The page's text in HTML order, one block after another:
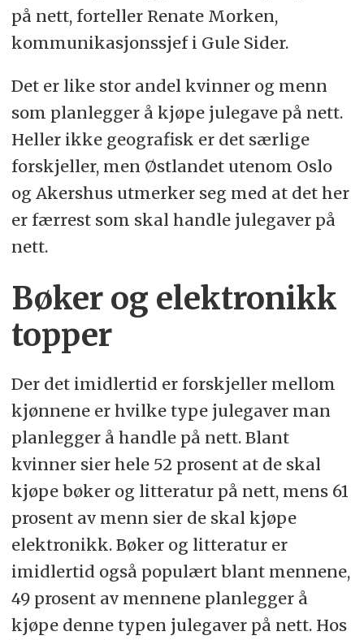
på nett, forteller Renate Morken,
kommunikasjonssjef i Gule Sider.
Det er like stor andel kvinner og menn
som planlegger å kjøpe julegave på nett.
Heller ikke geografisk er det særlige
forskjeller, men Østlandet utenom Oslo
og Akershus utmerker seg med at det her
er færrest som skal handle julegaver på
nett.
Bøker og elektronikk
topper
Der det imidlertid er forskjeller mellom
kjønnene er hvilke type julegaver man
planlegger å handle på nett. Blant
kvinner sier hele 52 prosent at de skal
kjøpe bøker og litteratur på nett, mens 61
prosent av menn sier de skal kjøpe
elektronikk. Bøker og litteratur er
imidlertid også populært blant mennene,
49 prosent av mennene planlegger å
kjøpe denne typen julegaver på nett. Hos